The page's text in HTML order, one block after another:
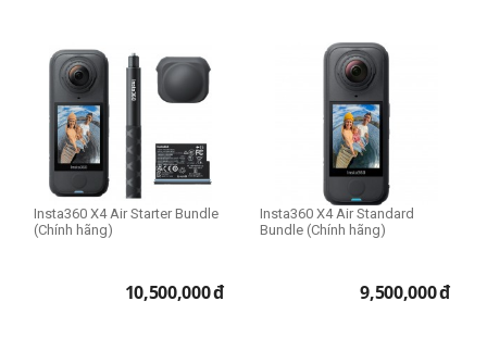
Insta360 X4 Air Starter Bundle
(Chính hãng)
10,500,000đ
Insta360 X4 Air Standard
Bundle (Chính hãng)
9,500,000đ